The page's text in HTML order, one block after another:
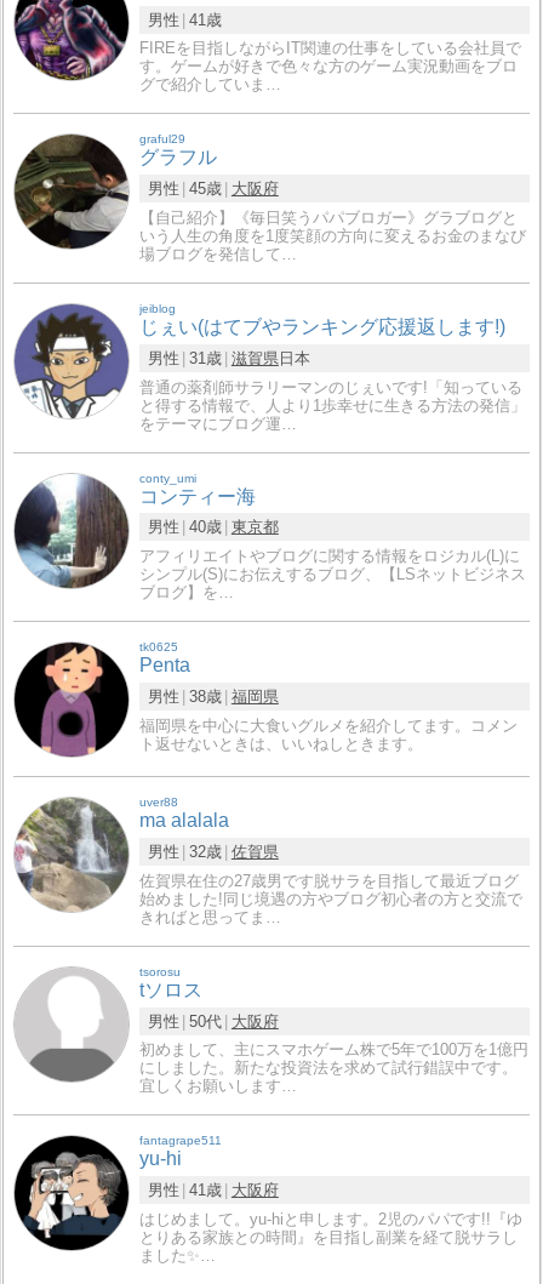
男性 41歳
FIREを目指しながらIT関連の仕事をしている会社員で
す。ゲームが好きで色々な方のゲーム実況動画をブロ
グで紹介していま…
graful29
グラフル
男性 45歳
大阪府
【自己紹介】《毎日笑うパパブロガー》グラブログと
いう人生の角度を1度笑顔の方向に変えるお金のまなび
場ブログを発信して…
jeiblog
じぇい(はてブやランキング応援返します!)
男性 31歳 滋賀県 日本
普通の薬剤師サラリーマンのじぇいです!「知っている
と得する情報で、人より1歩幸せに生きる方法の発信」
をテーマにブログ運…
conty_umi
コンティー海
男性 40歳 東京都
アフィリエイトやブログに関する情報をロジカル(L)に
シンプル(S)にお伝えするブログ、【LSネットビジネス
ブログ】を…
tk0625
Penta
男性 38歳 福岡県
福岡県を中心に大食いグルメを紹介してます。コメン
ト返せないときは、いいねしときます。
uver88
ma alalala
男性 32歳 佐賀県
佐賀県在住の27歳男です脱サラを目指して最近ブログ
始めました!同じ境遇の方やブログ初心者の方と交流で
きればと思ってま…
tsorosu
tソロス
男性 50代
大阪府
初めまして、主にスマホゲーム株で5年で100万を1億円
にしました。新たな投資法を求めて試行錯誤中です。
宜しくお願いします…
fantagrape511
yu-hi
男性 41歳
大阪府
はじめまして。yu-hiと申します。2児のパパです!!『ゆ
とりある家族との時間』を目指し副業を経て脱サラし
ました✨…